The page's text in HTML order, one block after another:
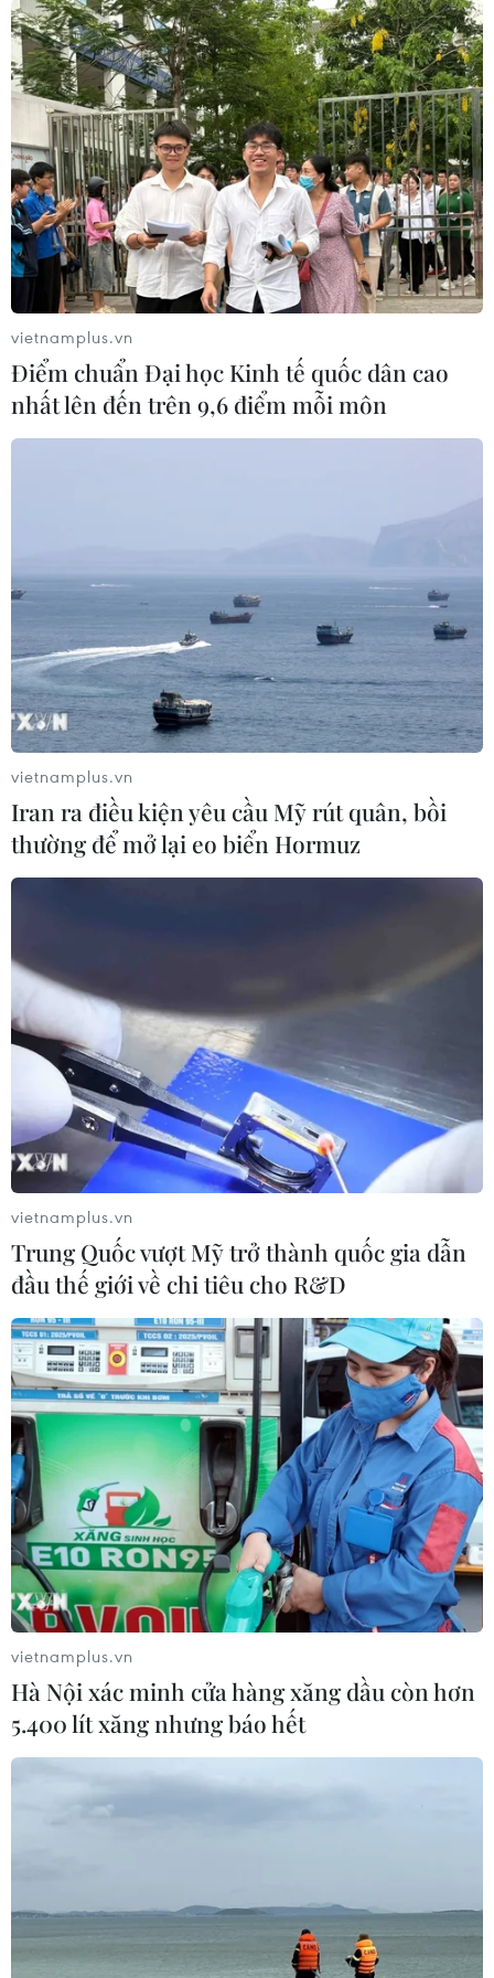
TIN CÙNG CHUYÊN MỤC
Chiến dịch siết nhập cư của Mỹ tăng
tốc, ICE bắt giữ 51.000 người
09/08/2026 06:56
Bạn bè Canada chia sẻ về giá trị độc
lập, tự chủ của Việt Nam
Người từng là luật sư riêng của Tổng
thống Trump trở thành Bộ trưởng Tư
Thượng viện Mỹ thông qua luật ngân
sách tránh nguy cơ chính phủ đóng
vietnamplus.vn
Điểm chuẩn Đại học Kinh tế quốc dân cao
nhất lên đến trên 9,6 điểm mỗi môn
vietnamplus.vn
Iran ra điều kiện yêu cầu Mỹ rút quân, bồi
thường để mở lại eo biển Hormuz
vietnamplus.vn
Trung Quốc vượt Mỹ trở thành quốc gia dẫn
đầu thế giới về chi tiêu cho R&D
vietnamplus.vn
Hà Nội xác minh cửa hàng xăng dầu còn hơn
5.400 lít xăng nhưng báo hết